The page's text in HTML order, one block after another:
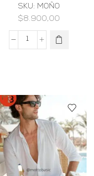
SKU: M0Ñ0
$8.900,00